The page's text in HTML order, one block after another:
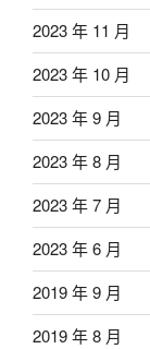
2023 年 11 月
2023 年 10 月
2023 年 9 月
2023 年 8 月
2023 年 7 月
2023 年 6 月
2019 年 9 月
2019 年 8 月